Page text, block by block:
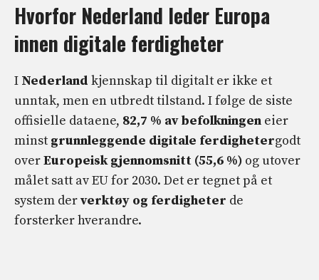
Hvorfor Nederland leder Europa
innen digitale ferdigheter
I Nederland kjennskap til digitalt er ikke et
unntak, men en utbredt tilstand. I følge de siste
offisielle dataene, 82,7 % av befolkningen eier
minst grunnleggende digitale ferdighetergodt
overEuropeisk gjennomsnitt (55,6 %) og utover
målet satt av EU for 2030. Det er tegnet på et
system derverktøy og ferdigheter de
forsterker hverandre.